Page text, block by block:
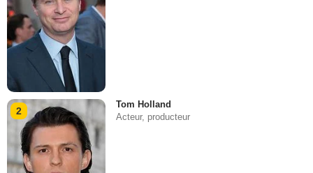
2
Tom Holland
Acteur, producteur